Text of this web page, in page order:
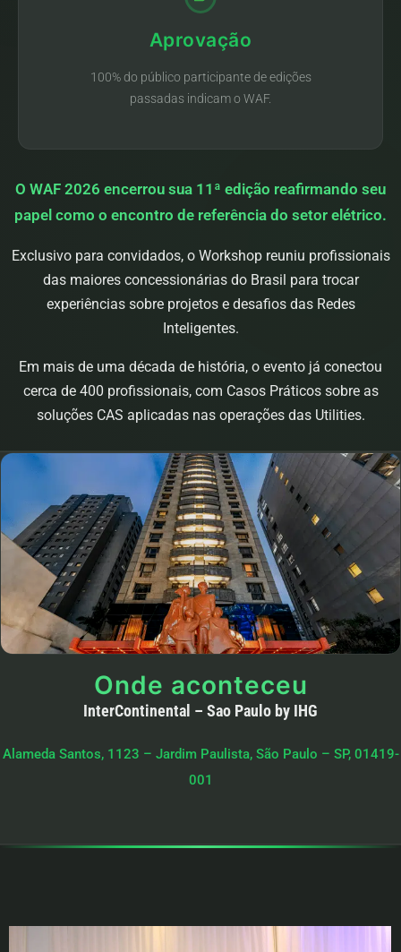
Aprovação
100% do público participante de edições
passadas indicam o WAF.
O WAF 2026 encerrou sua 11ª edição reafirmando seu
papel como o encontro de referência do setor elétrico.
Exclusivo para convidados, o Workshop reuniu profissionais
das maiores concessionárias do Brasil para trocar
experiências sobre projetos e desafios das Redes
Inteligentes.
Em mais de uma década de história, o evento já conectou
cerca de 400 profissionais, com Casos Práticos sobre as
soluções CAS aplicadas nas operações das Utilities.
Onde aconteceu
InterContinental – Sao Paulo by IHG
Alameda Santos, 1123 – Jardim Paulista, São Paulo – SP, 01419-
001